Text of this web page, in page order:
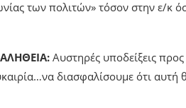
των πολιτών» τόσον στην ε/κ
Αυστηρές υποδείξεις προς
διασφαλίσουμε ότι αυτή